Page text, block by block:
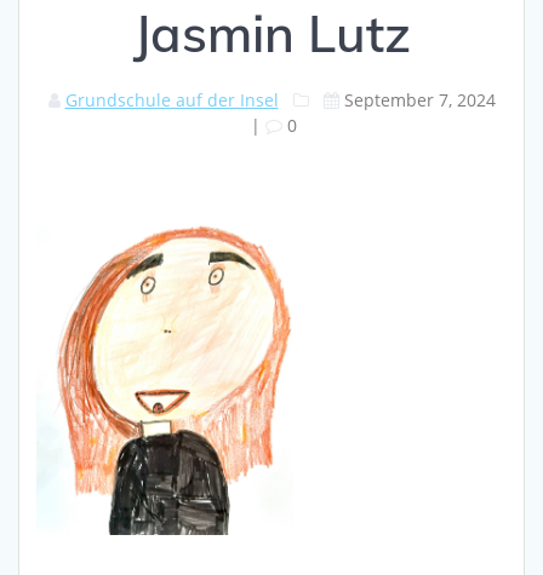
Jasmin Lutz
Grundschule auf der Insel
September 7, 2024
|
0